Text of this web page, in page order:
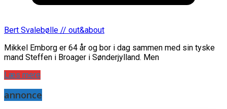
Bert Svalebølle // out&about
Mikkel Emborg er 64 år og bor i dag sammen med sin tyske
mand Steffen i Broager i Sønderjylland. Men
Læs mere
annonce